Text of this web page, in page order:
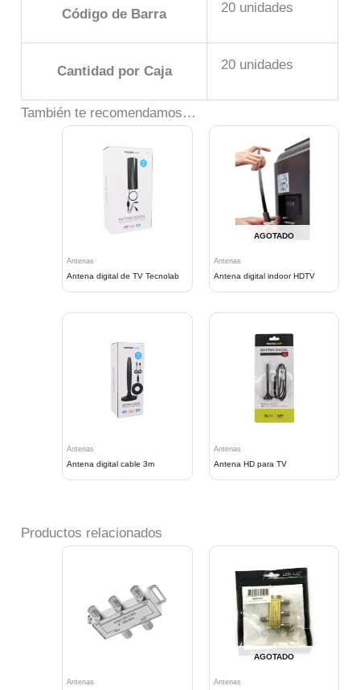
Código de Barra 20 unidades
Cantidad por Caja 20 unidades
También te recomendamos…
Antenas
Antena digital de TV Tecnolab
AGOTADO
Antenas
Antena digital indoor HDTV
Antenas
Antena digital cable 3m
Antenas
Antena HD para TV
Productos relacionados
Antenas
AGOTADO
Antenas